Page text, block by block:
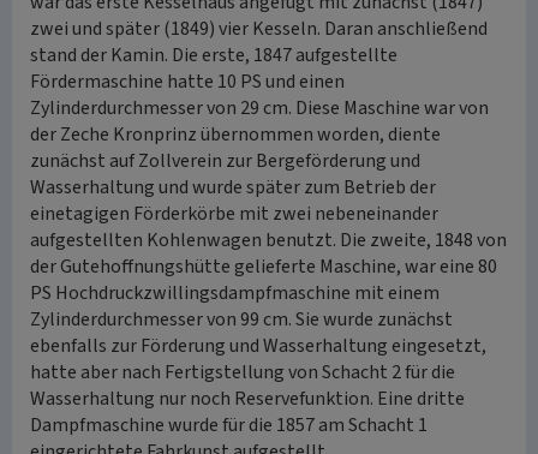
zwei und später (1849) vier Kesseln. Daran anschließend
stand der Kamin. Die erste, 1847 aufgestellte
Fördermaschine hatte 10 PS und einen
Zylinderdurchmesser von 29 cm. Diese Maschine war von
der Zeche Kronprinz übernommen worden, diente
zunächst auf Zollverein zur Bergeförderung und
Wasserhaltung und wurde später zum Betrieb der
einetagigen Förderkörbe mit zwei nebeneinander
aufgestellten Kohlenwagen benutzt. Die zweite, 1848 von
der Gutehoffnungshütte gelieferte Maschine, war eine 80
PS Hochdruckzwillingsdampfmaschine mit einem
Zylinderdurchmesser von 99 cm. Sie wurde zunächst
ebenfalls zur Förderung und Wasserhaltung eingesetzt,
hatte aber nach Fertigstellung von Schacht 2 für die
Wasserhaltung nur noch Reservefunktion. Eine dritte
Dampfmaschine wurde für die 1857 am Schacht 1